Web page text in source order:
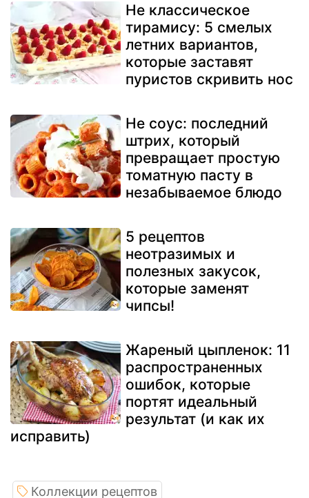
Не классическое
тирамису: 5 смелых
летних вариантов,
которые заставят
пуристов скривить нос
Не соус: последний
штрих, который
превращает простую
томатную пасту в
незабываемое блюдо
5 рецептов
неотразимых и
полезных закусок,
которые заменят
чипсы!
Жареный цыпленок: 11
распространенных
ошибок, которые
портят идеальный
результат (и как их
исправить)
Коллекции рецептов